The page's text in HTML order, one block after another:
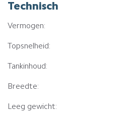
Technisch
Vermogen:
Topsnelheid:
Tankinhoud:
Breedte:
Leeg gewicht: